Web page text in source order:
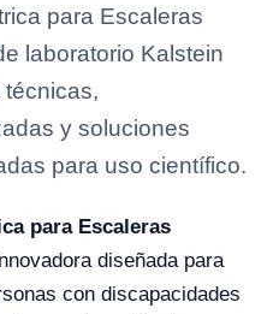
para Escaleras
laboratorio Kalstein
y soluciones
para uso científico.
para Escaleras
diseñada para
con discapacidades